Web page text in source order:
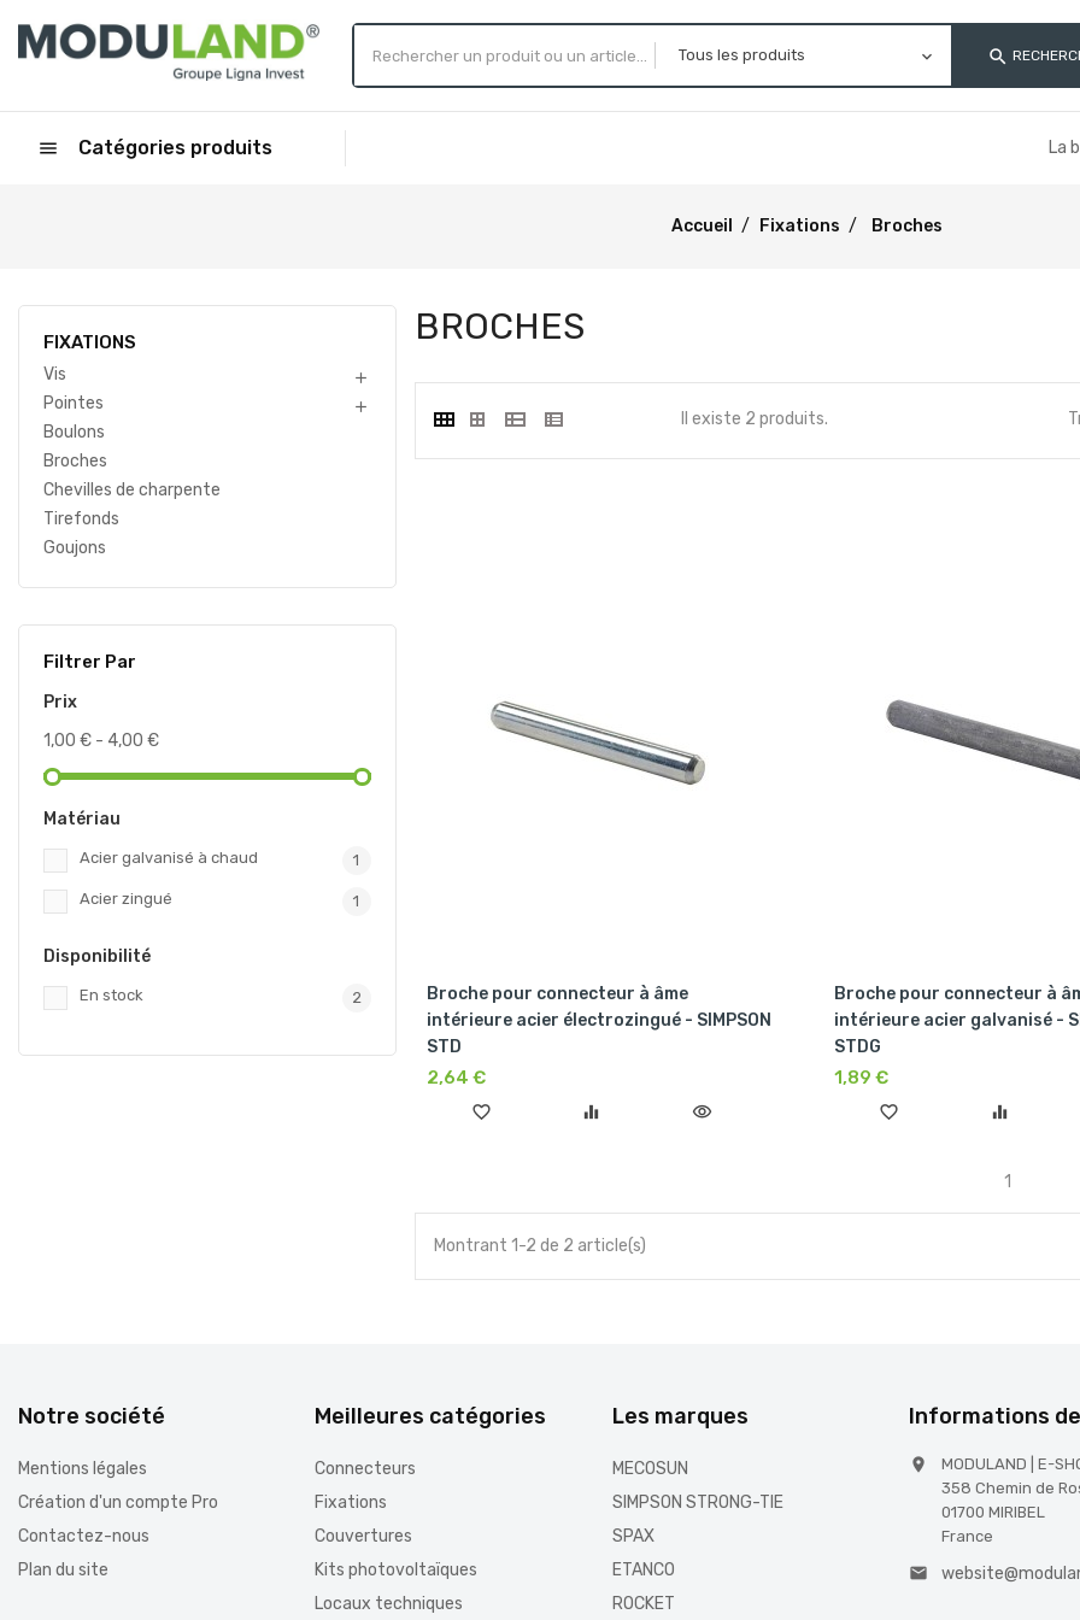
search
La
Catégories produits
menu
Accueil Fixations Broches
FIXATIONS
Vis 
Pointes 
Boulons
Broches
Chevilles de charpente
Tirefonds
Goujons
Filtrer Par
Prix
1,00 € - 4,00 €
Matériau
Acier galvanisé à chaud 1
Acier zingué 1
Disponibilité
En stock 2
BROCHES
Il existe 2 produits.
Broche pour connecteur à âme
intérieure acier électrozingué - SIMPSON
STD
2,64 €
favorite_border equalizer visibility
Broche pour connecteur à
intérieure acier galvanisé -
STDG
1,89 €
favorite_border equalizer
1
Montrant 1-2 de 2 article(s)
Notre société
Mentions légales
Création d'un compte Pro
Contactez-nous
Plan du site
Meilleures catégories
Connecteurs
Fixations
Couvertures
Kits photovoltaïques
Locaux techniques
Les marques
MECOSUN
SIMPSON STRONG-TIE
SPAX
ETANCO
ROCKET
Informations

MODULAND | E-
358 Chemin de
01700 MIRIBEL
France
